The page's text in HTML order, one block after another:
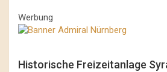
Werbung
Historische Freizeitanlage